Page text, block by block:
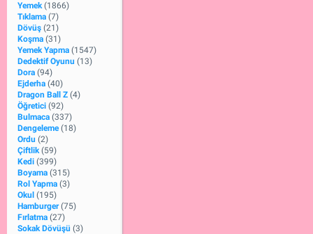
Yemek (1866)
Tıklama (7)
Dövüş (21)
Koşma (31)
Yemek Yapma (1547)
Dedektif Oyunu (13)
Dora (94)
Ejderha (40)
Dragon Ball Z (4)
Öğretici (92)
Bulmaca (337)
Dengeleme (18)
Ordu (2)
Çiftlik (59)
Kedi (399)
Boyama (315)
Rol Yapma (3)
Okul (195)
Hamburger (75)
Fırlatma (27)
Sokak Dövüşü (3)